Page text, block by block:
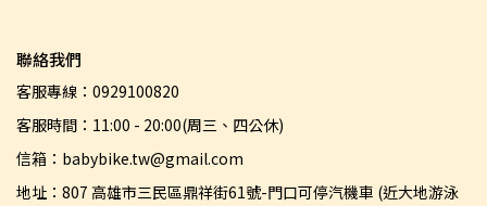
聯絡我們
客服專線：0929100820
客服時間：11:00 - 20:00(周三、四公休)
信箱：babybike.tw@gmail.com
地址：807 高雄市三民區鼎祥街61號-門口可停汽機車 (近大地游泳